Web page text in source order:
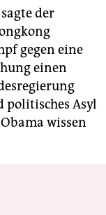
der
gegen eine
einen
politisches Asyl
wissen